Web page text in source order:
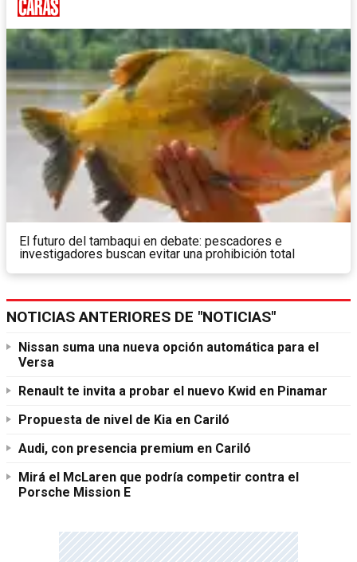
El futuro del tambaqui en debate: pescadores e
investigadores buscan evitar una prohibición total
NOTICIAS ANTERIORES DE "NOTICIAS"
Nissan suma una nueva opción automática para el
Versa
Renault te invita a probar el nuevo Kwid en Pinamar
Propuesta de nivel de Kia en Cariló
Audi, con presencia premium en Cariló
Mirá el McLaren que podría competir contra el
Porsche Mission E